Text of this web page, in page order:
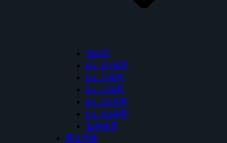
化妝鏡
BA-383系列
BA-35系列
BA-37系列
BA-381系列
BA-382系列
其他產品
便斗設備